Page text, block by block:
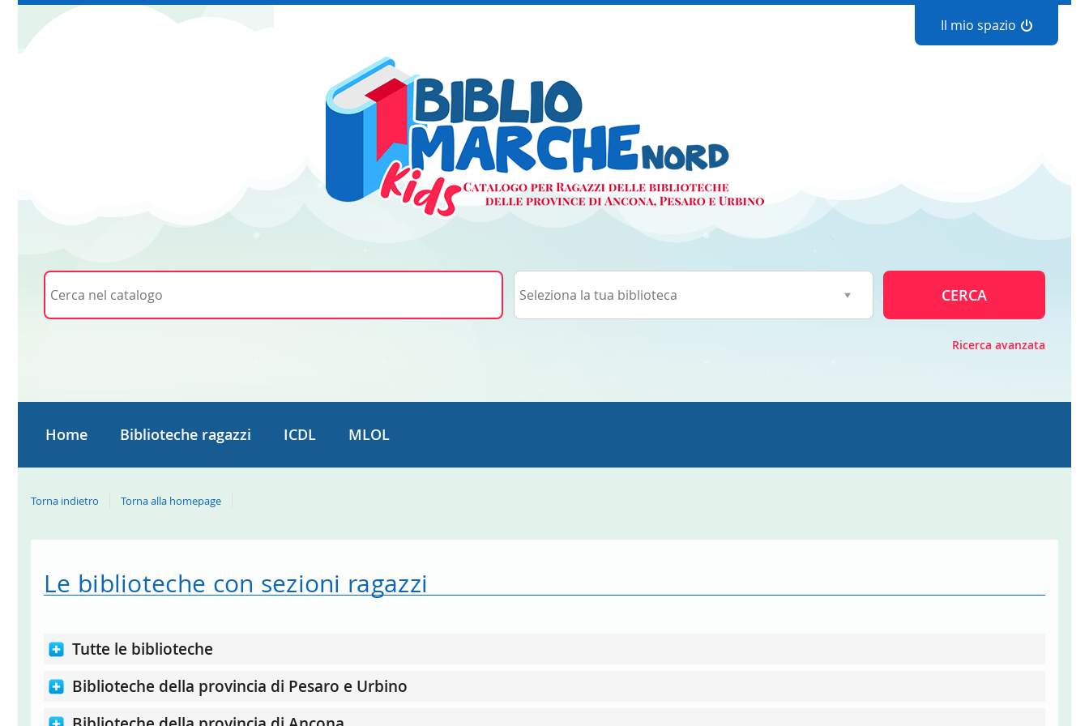
Il mio spazio
Cerca su "Cerca nel catalogo"
CERCA
Ricerca avanzata
Home Biblioteche ragazzi ICDL MLOL
Torna indietro Torna alla homepage
Le biblioteche con sezioni ragazzi
Tutte le biblioteche
Biblioteche della provincia di Pesaro e Urbino